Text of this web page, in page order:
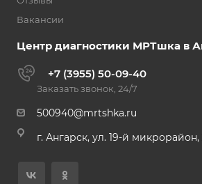
Вакансии
Центр диагностики МРТшка в
+7 (3955) 50-09-40
Заказать звонок, 24/7
500940@mrtshka.ru
г. Ангарск, ул. 19-й микрорайон,